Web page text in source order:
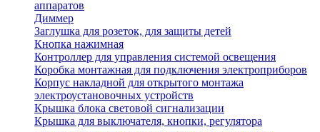
аппаратов
Диммер
Заглушка для розеток, для защиты детей
Кнопка нажимная
Контроллер для управления системой освещения
Коробка монтажная для подключения электроприборов
Корпус накладной для открытого монтажа
электроустановочных устройств
Крышка блока световой сигнализации
Крышка для выключателя, кнопки, регулятора